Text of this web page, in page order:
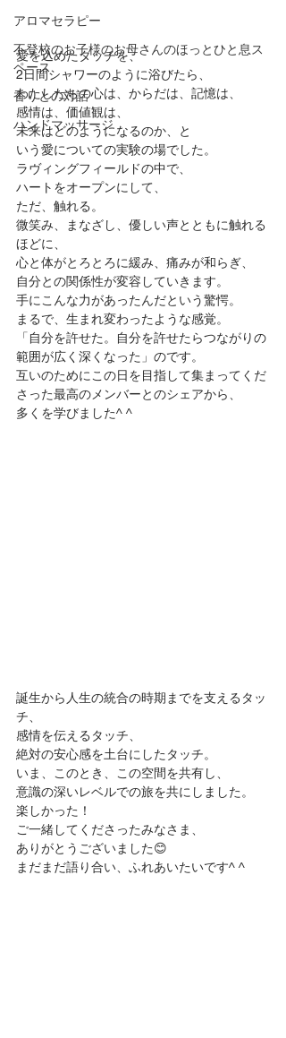
アロマセラピー
不登校のお子様のお母さんのほっとひと息ス
ペース
香りとの対話
ハンドマッサージ
愛を込めたタッチを、
2日間シャワーのように浴びたら、
わたしたちの心は、からだは、記憶は、
感情は、価値観は、
未来はどのようになるのか、と
いう愛についての実験の場でした。
ラヴィングフィールドの中で、
ハートをオープンにして、
ただ、触れる。
微笑み、まなざし、優しい声とともに触れる
ほどに、
心と体がとろとろに緩み、痛みが和らぎ、
自分との関係性が変容していきます。
手にこんな力があったんだという驚愕。
まるで、生まれ変わったような感覚。
「自分を許せた。自分を許せたらつながりの
範囲が広く深くなった」のです。
互いのためにこの日を目指して集まってくだ
さった最高のメンバーとのシェアから、
多くを学びました^ ^
誕生から人生の統合の時期までを支えるタッ
チ、
感情を伝えるタッチ、
絶対の安心感を土台にしたタッチ。
いま、このとき、この空間を共有し、
意識の深いレベルでの旅を共にしました。
楽しかった！
ご一緒してくださったみなさま、
ありがとうございました😊
まだまだ語り合い、ふれあいたいです^ ^